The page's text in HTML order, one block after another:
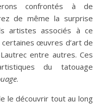
confrontés à de
de même la surprise
artistes associés à ce
œuvres d’art de
entre autres. Ces
du tatouage
.
le découvrir tout au long